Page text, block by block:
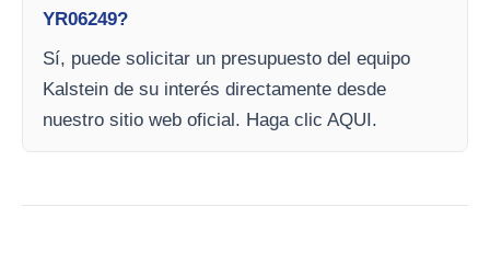
YR06249?
Sí, puede solicitar un presupuesto del equipo
Kalstein de su interés directamente desde
nuestro sitio web oficial. Haga clic AQUI.